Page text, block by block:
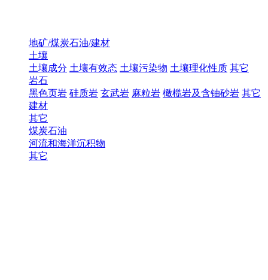
地矿/煤炭石油/建材
土壤
土壤成分 土壤有效态 土壤污染物 土壤理化性质 其它
岩石
黑色页岩 硅质岩 玄武岩 麻粒岩 橄榄岩及含铀砂岩 其它
建材
其它
煤炭石油
河流和海洋沉积物
其它